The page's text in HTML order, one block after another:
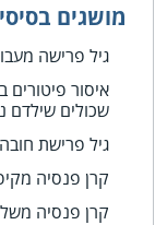
מושגים
גיל פרישה
איסור
שכולים שילדם
גיל פרישת
קרן פנסיה
קרן פנסיה